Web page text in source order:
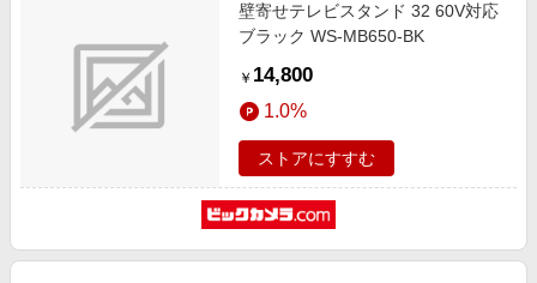
金融・マネー・保険
デジタルコンテンツ
ビジネス・その他サービス
Apple公式サイト×楽天カード分割払い
Qoo10メガポ
壁寄せテレビスタンド 32 60V対応
ブラック WS-MB650-BK
￥ 14,800
1.0%
ストアにすすむ